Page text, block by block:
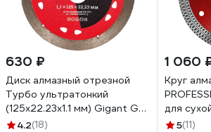
630 ₽
Диск алмазный отрезной
Турбо ультратонкий
(125x22.23х1.1 мм) Gigant Gd-
25114.2(18)
1 060
Круг
для
супер
5(11)